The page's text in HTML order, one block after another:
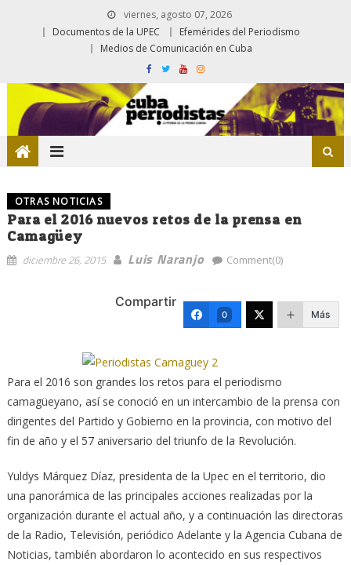
viernes, agosto 07, 2026
Documentos de la UPEC
Efemérides del Periodismo
Medios de Comunicación en Cuba
OTRAS NOTICIAS
Para el 2016 nuevos retos de la prensa en
Camagüey
diciembre 26, 2015 Luis Naranjo Comment(0)
Compartir
0 Más
Para el 2016 son grandes los retos para el periodismo
camagüeyano, así se conoció en un intercambio de la prensa con
dirigentes del Partido y Gobierno en la provincia, con motivo del
fin de año y el 57 aniversario del triunfo de la Revolución.
Yuldys Márquez Díaz, presidenta de la Upec en el territorio, dio
una panorámica de las principales acciones realizadas por la
organización durante el actual año, y a continuación las directoras
de la Radio, Televisión, periódico Adelante y la Agencia Cubana de
Noticias, también abordaron lo acontecido en sus respectivos